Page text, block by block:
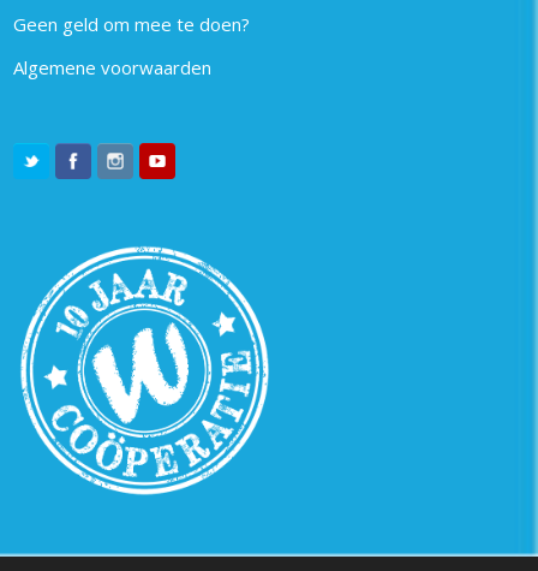
Geen geld om mee te doen?
Algemene voorwaarden